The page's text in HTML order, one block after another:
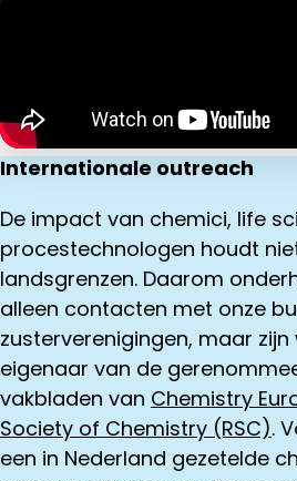
Internationale outreach
De impact van chemici, life
procestechnologen houdt
landsgrenzen. Daarom
alleen contacten met onze
zusterverenigingen, maar
eigenaar van de
vakbladen van Chemistry
Society of Chemistry (RSC).
een in Nederland gezetelde